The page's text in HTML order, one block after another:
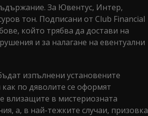
За Ювентус, Интер,
тон. Подписани от Club Financial
който трябва да достави на
и за налагане на евентуални
изпълнени установените
по дяволите се оформят
влизащите в мистериозната
а, в най-тежките случаи, призовка